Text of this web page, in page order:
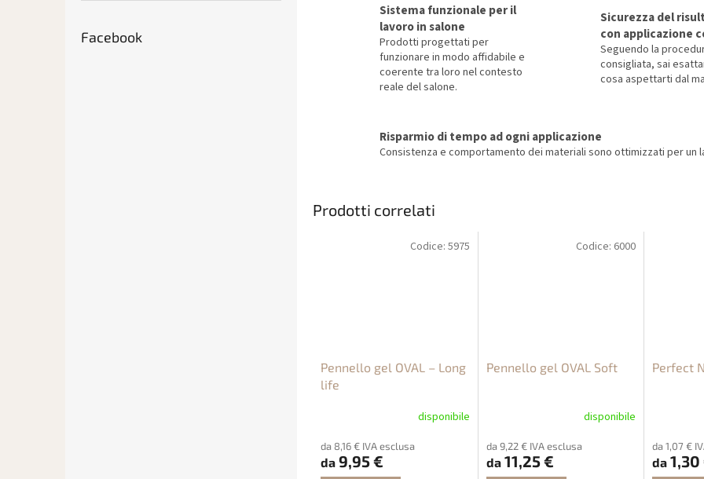
Facebook
Sistema funzionale per il
lavoro in salone
Prodotti progettati per
funzionare in modo affidabile e
coerente tra loro nel contesto
reale del salone.
Sicurezza del
con applicazione
Seguendo la
consigliata, sai
cosa aspettarti dal
Risparmio di tempo ad ogni applicazione
Consistenza e comportamento dei materiali sono ottimizzati per un
Prodotti correlati
Pennello gel OVAL – Long
life
disponibile
da 8,16 € IVA esclusa
da 9,95 €
Codice: 5975
Pennello gel OVAL Soft
disponibile
da 9,22 € IVA esclusa
da11,25 €
Codice: 6000
Perfect
da 1,07 €
da1,30